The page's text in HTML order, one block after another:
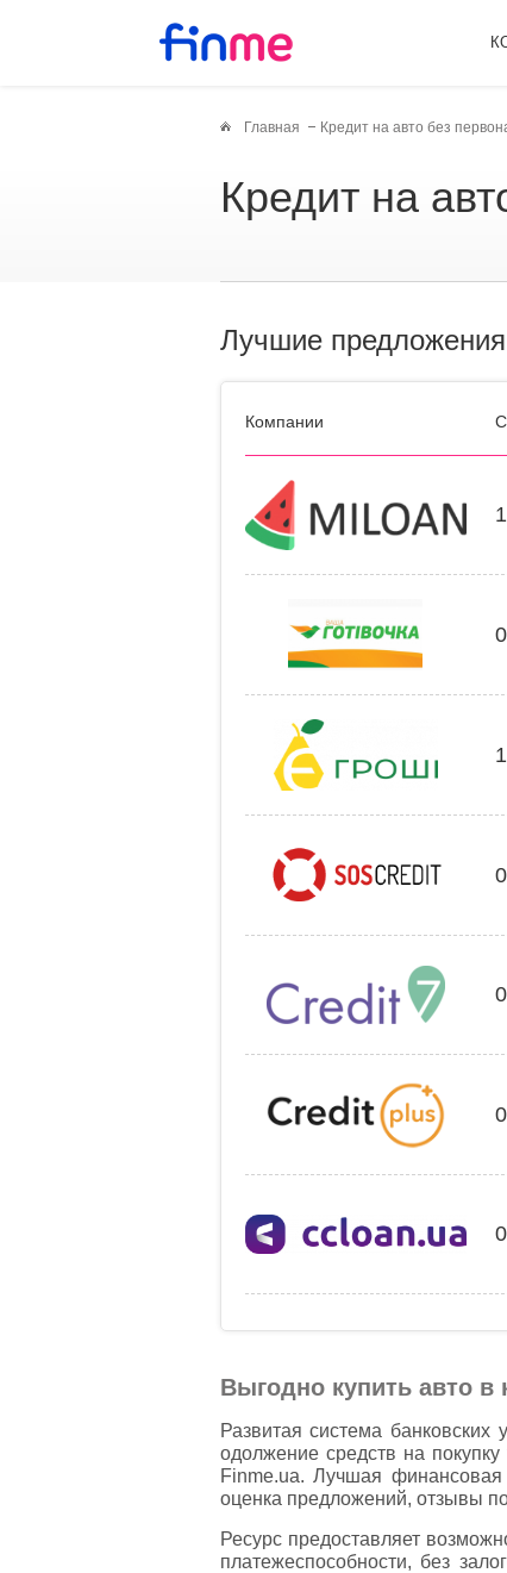
Главная Кредит на авто без
Кредит на
Лучшие предложения
Компании
Выгодно купить авто в
Развитая система
одолжение средств на
Finme.ua. Лучшая
оценка предложений, отзывы
Ресурс предоставляет
платежеспособности, без